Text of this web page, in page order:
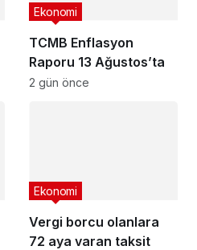
TCMB Enflasyon
Raporu 13 Ağustos’ta
Ekonomi
2 gün önce
Vergi borcu olanlara
72 aya varan taksit
Ekonomi